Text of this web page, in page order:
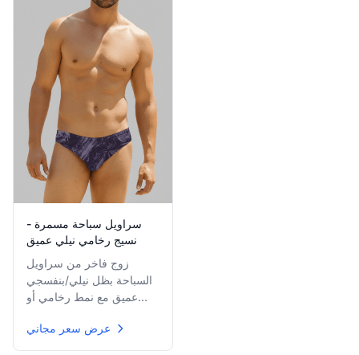
سراويل سباحة مسمرة -
نسيج رخامي نيلي عميق
زوج فاخر من سراويل
السباحة بظل نيلي/بنفسجي
عميق مع نمط رخامي أو
داكنًا متطورًا مع ضمان
وظيفة اختراق الشمس
عرض سعر مجاني